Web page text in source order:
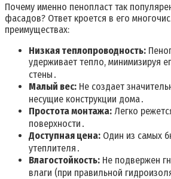
Почему именно пенопласт так
фасадов? Ответ кроется в его
преимуществах:
Низкая теплопроводность:
удерживает тепло, минимизируя
стены․
Малый вес: Не создает
несущие конструкции дома․
Простота монтажа: Легко
поверхности․
Доступная цена: Один из самых
утеплителя․
Влагостойкость: Не подвержен
влаги (при правильной